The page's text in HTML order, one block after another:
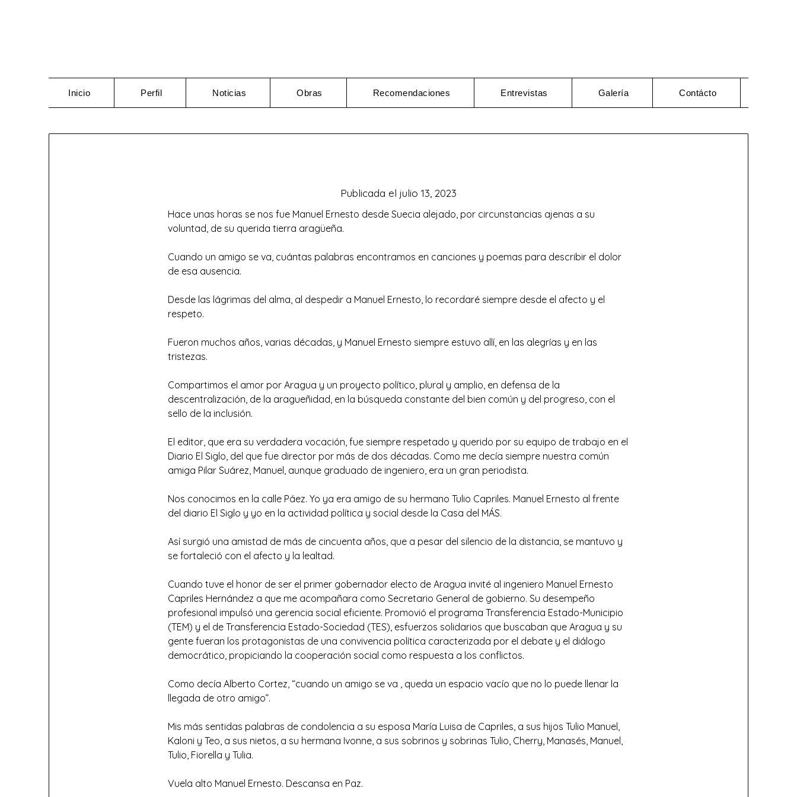
Inicio Perfil Noticias Obras Recomendaciones Entrevistas Galería Contácto
Publicada el julio 13, 2023
Hace unas horas se nos fue Manuel Ernesto desde Suecia alejado, por circunstancias ajenas a su
voluntad, de su querida tierra aragüeña.
Cuando un amigo se va, cuántas palabras encontramos en canciones y poemas para describir el dolor
de esa ausencia.
Desde las lágrimas del alma, al despedir a Manuel Ernesto, lo recordaré siempre desde el afecto y el
respeto.
Fueron muchos años, varias décadas, y Manuel Ernesto siempre estuvo allí, en las alegrías y en las
tristezas.
Compartimos el amor por Aragua y un proyecto político, plural y amplio, en defensa de la
descentralización, de la aragueñidad, en la búsqueda constante del bien común y del progreso, con el
sello de la inclusión.
El editor, que era su verdadera vocación, fue siempre respetado y querido por su equipo de trabajo en el
Diario El Siglo, del que fue director por más de dos décadas. Como me decía siempre nuestra común
amiga Pilar Suárez, Manuel, aunque graduado de ingeniero, era un gran periodista.
Nos conocimos en la calle Páez. Yo ya era amigo de su hermano Tulio Capriles. Manuel Ernesto al frente
del diario El Siglo y yo en la actividad política y social desde la Casa del MÁS.
Así surgió una amistad de más de cincuenta años, que a pesar del silencio de la distancia, se mantuvo y
se fortaleció con el afecto y la lealtad.
Cuando tuve el honor de ser el primer gobernador electo de Aragua invité al ingeniero Manuel Ernesto
Capriles Hernández a que me acompañara como Secretario General de gobierno. Su desempeño
profesional impulsó una gerencia social eficiente. Promovió el programa Transferencia Estado-Municipio
(TEM) y el de Transferencia Estado-Sociedad (TES), esfuerzos solidarios que buscaban que Aragua y su
gente fueran los protagonistas de una convivencia política caracterizada por el debate y el diálogo
democrático, propiciando la cooperación social como respuesta a los conflictos.
Como decía Alberto Cortez, “cuando un amigo se va , queda un espacio vacío que no lo puede llenar la
llegada de otro amigo”.
Mis más sentidas palabras de condolencia a su esposa María Luisa de Capriles, a sus hijos Tulio Manuel,
Kaloni y Teo, a sus nietos, a su hermana Ivonne, a sus sobrinos y sobrinas Tulio, Cherry, Manasés, Manuel,
Tulio, Fiorella y Tulia.
Vuela alto Manuel Ernesto. Descansa en Paz.